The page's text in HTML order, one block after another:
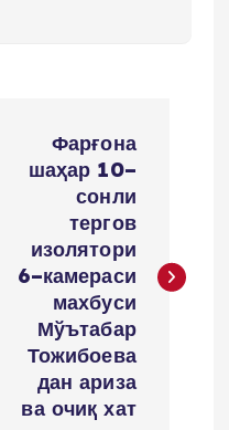
Фарғона
шаҳар 10–
сонли
тергов
изолятори
6–камераси
махбуси
Мўътабар
Тожибоева
дан ариза
ва очиқ хат